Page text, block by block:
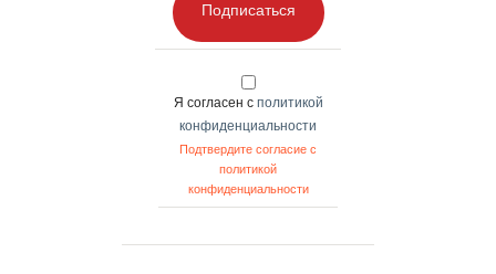
Подписаться
Я согласен с политикой
конфиденциальности
Подтвердите согласие с
политикой
конфиденциальности